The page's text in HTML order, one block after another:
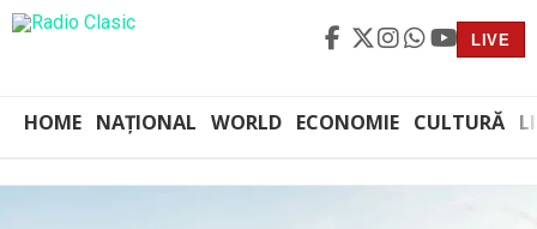
LIVE
HOME NAȚIONAL WORLD ECONOMIE CULTURĂ